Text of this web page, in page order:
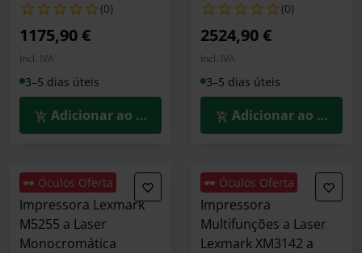
(0)
1175,90 €
Incl. IVA
3–5 dias úteis
Adicionar ao Carrinho
(0)
2524,90 €
Incl. IVA
3–5 dias úteis
Adicionar ao
🕶️ Óculos Oferta
Impressora Lexmark
M5255 a Laser
Monocromática
🕶️ Óculos Oferta
Impressora
Multifunções a Laser
Lexmark XM3142 a